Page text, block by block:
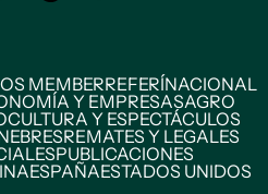
MEMBERREFERÍNACIONAL
Y EMPRESASAGRO
CULTURA Y ESPECTÁCULOS
REMATES Y LEGALES
PUBLICACIONES
ESPAÑAESTADOS UNIDOS